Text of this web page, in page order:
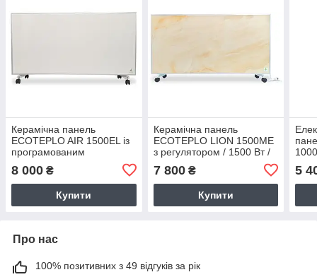
Керамічна панель
ECOTEPLO AIR 1500EL із
програмованим
біла / 120 х 60 см / обігрів
18 - 25 м²
8 000 ₴
Купити
Керамічна панель
ECOTEPLO LION 1500ME
з регулятором / 1500 Вт /
королівський мармур / 120
х 60 см / 18 - 25 м²
7 800₴
Купити
60
5
Про нас
100% позитивних з 49 відгуків за рік